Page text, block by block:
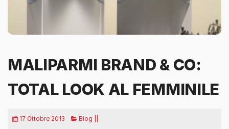
MALIPARMI BRAND & CO:
TOTAL LOOK AL FEMMINILE
17 Ottobre 2013 Blog ||